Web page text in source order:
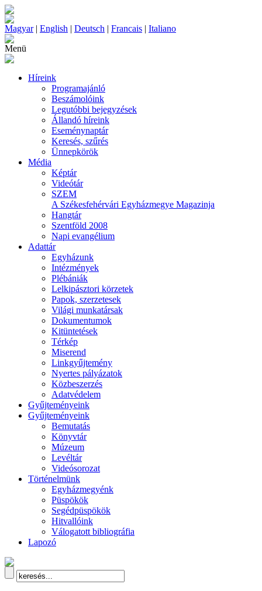
Magyar| English | Deutsch | Francais | Italiano
Menü
Híreink
Programajánló
Beszámolóink
Legutóbbi bejegyzések
Állandó híreink
Eseménynaptár
Keresés, szűrés
Ünnepkörök
Média
Képtár
Videótár
SZEM
A Székesfehérvári Egyházmegye Magazinja
Hangtár
Szentföld 2008
Napi evangélium
Adattár
Egyházunk
Intézmények
Plébániák
Lelkipásztori körzetek
Papok, szerzetesek
Világi munkatársak
Dokumentumok
Kitüntetések
Térkép
Miserend
Linkgyűjtemény
Nyertes pályázatok
Közbeszerzés
Adatvédelem
Gyűjteményeink
Gyűjteményeink
Bemutatás
Könyvtár
Múzeum
Levéltár
Videósorozat
Történelmünk
Egyházmegyénk
Püspökök
Segédpüspökök
Hitvallóink
Válogatott bibliográfia
Lapozó